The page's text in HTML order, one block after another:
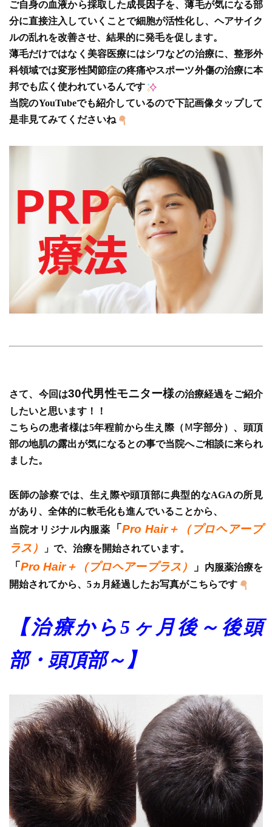
ご自身の血液から採取した成長因子を、薄毛が気になる部
分に直接注入していくことで細胞が活性化し、ヘアサイク
ルの乱れを改善させ、結果的に発毛を促します。
薄毛だけではなく美容医療にはシワなどの治療に、整形外
科領域では変形性関節症の疼痛やスポーツ外傷の治療に本
邦でも広く使われているんです
当院のYouTubeでも紹介しているので下記画像タップして
是非見てみてくださいね
さて、今回は30代男性モニター様の治療経過をご紹介
したいと思います！！
こちらの患者様は5年程前から生え際（ Ⅿ字部分）、頭頂
部の地肌の露出が気になるとの事で当院へご相談に来られ
ました。
医師の診察では、生え際や頭頂部に典型的なAGAの所見
があり、全体的に軟毛化も進んでいることから、
当院オリジナル内服薬
「Pro Hair＋（プロヘアープ
ラス）
」で、治療を開始されています。
「Pro Hair＋（プロヘアープラス） 」
内服薬治療を
開始されてから、5ヵ月経過したお写真がこちらです
【治療から5ヶ月後～後頭
部・頭頂部～】